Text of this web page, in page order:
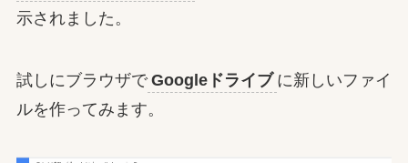
示されました。
試しにブラウザで Googleドライブ に新しいファイ
ルを作ってみます。